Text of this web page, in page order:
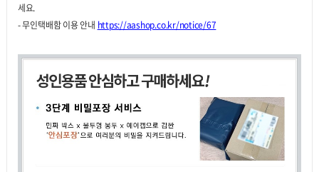
세요.
- 무인택배함 이용 안내 https://aashop.co.kr/notice/67